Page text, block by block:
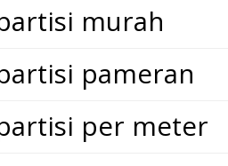
murah
pameran
per meter